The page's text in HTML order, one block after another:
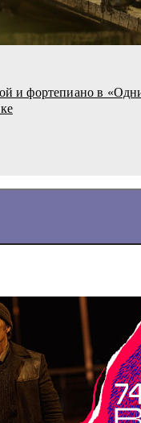
и фортепиано в